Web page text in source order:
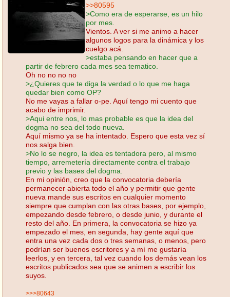
>>80595
>Como era de esperarse, es un hilo
por mes.
Vientos. A ver si me animo a hacer
algunos logos para la dinámica y los
cuelgo acá.
>estaba pensando en hacer que a
partir de febrero cada mes sea tematico.
Oh no no no no
>¿Quieres que te diga la verdad o lo que me haga
quedar bien como OP?
No me vayas a fallar o-pe. Aquí tengo mi cuento que
acabo de imprimir.
>Aqui entre nos, lo mas probable es que la idea del
dogma no sea del todo nueva.
Aquí mismo ya se ha intentado. Espero que esta vez sí
nos salga bien.
>No lo se negro, la idea es tentadora pero, al mismo
tiempo, arremetería directamente contra el trabajo
previo y las bases del dogma.
En mi opinión, creo que la convocatoria debería
permanecer abierta todo el año y permitir que gente
nueva mande sus escritos en cualquier momento
siempre que cumplan con las otras bases, por ejemplo,
empezando desde febrero, o desde junio, y durante el
resto del año. En primera, la convocatoria se hizo ya
empezado el mes, en segunda, hay gente aquí que
entra una vez cada dos o tres semanas, o menos, pero
podrían ser buenos escritores y a mí me gustaría
leerlos, y en tercera, tal vez cuando los demás vean los
escritos publicados sea que se animen a escribir los
suyos.
>>>80643